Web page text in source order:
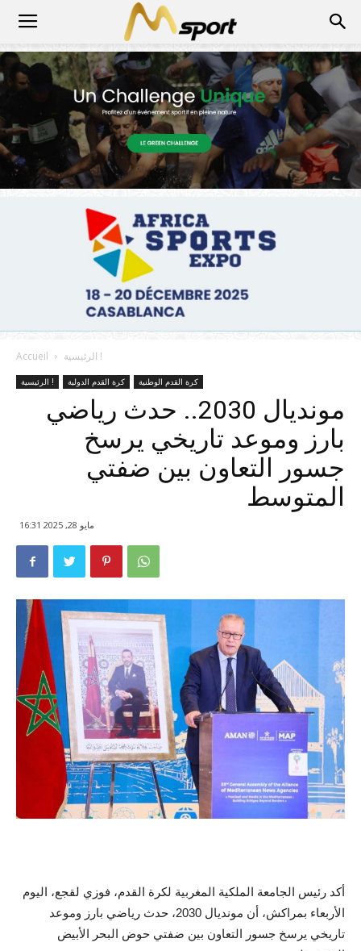
Accueil الرئيسية !
الرئيسية ! كرة القدم الدولية كرة القدم الوطنية
مونديال 2030.. حدث رياضي
بارز وموعد تاريخي يرسخ
جسور التعاون بين ضفتي
المتوسط
مايو 28, 2025 16:31
أكد رئيس الجامعة الملكية المغربية لكرة القدم، فوزي لقجع، اليوم
الأربعاء بمراكش، أن مونديال 2030، حدث رياضي بارز وموعد
تاريخي يرسخ جسور التعاون بين ضفتي حوض البحر الأبيض